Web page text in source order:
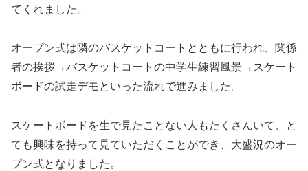
てくれました。
オープン式は隣のバスケットコートとともに行われ、関係
者の挨拶→バスケットコートの中学生練習風景→スケート
ボードの試走デモといった流れで進みました。
スケートボードを生で見たことない人もたくさんいて、と
ても興味を持って見ていただくことができ、大盛況のオー
プン式となりました。